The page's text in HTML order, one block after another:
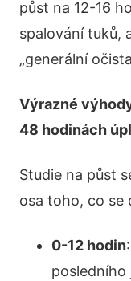
půst na 12-16
spalování tuků,
„generální
Výrazné
48 hodinách
Studie na půst
osa toho, co se
0-12 hodin
posledního